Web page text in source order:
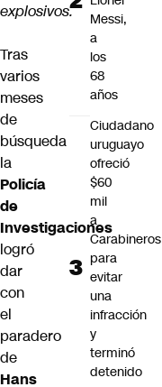
explosivos.
Tras
varios
meses
de
búsqueda
la
Policía
de
Investigaciones
logró
dar
con
el
paradero
de
Hans
Messi,
a
los
68
años
Ciudadano
uruguayo
ofreció
$60
mil
a
Carabineros
para
evitar
una
infracción
y
terminó
detenido